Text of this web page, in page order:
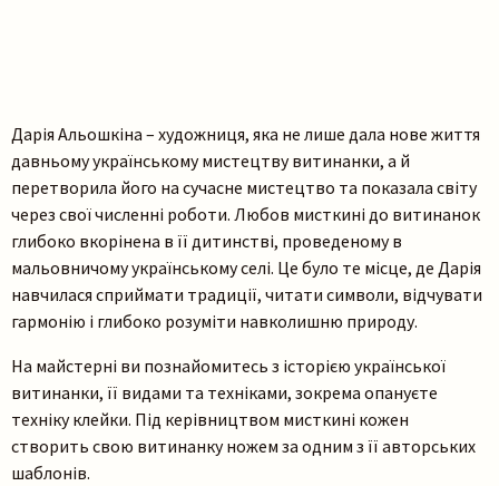
Дарія Альошкіна – художниця, яка не лише дала нове життя
давньому українському мистецтву витинанки, а й
перетворила його на сучасне мистецтво та показала світу
через свої численні роботи. Любов мисткині до витинанок
глибоко вкорінена в її дитинстві, проведеному в
мальовничому українському селі. Це було те місце, де Дарія
навчилася сприймати традиції, читати символи, відчувати
гармонію і глибоко розуміти навколишню природу.
На майстерні ви познайомитесь з історією української
витинанки, її видами та техніками, зокрема опануєте
техніку клейки. Під керівництвом мисткині кожен
створить свою витинанку ножем за одним з її авторських
шаблонів.